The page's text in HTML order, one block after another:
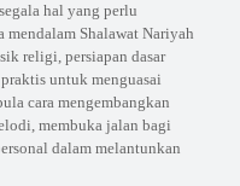
hal yang perlu
Shalawat Nariyah
religi, persiapan dasar
untuk menguasai
cara mengembangkan
membuka jalan bagi
dalam melantunkan